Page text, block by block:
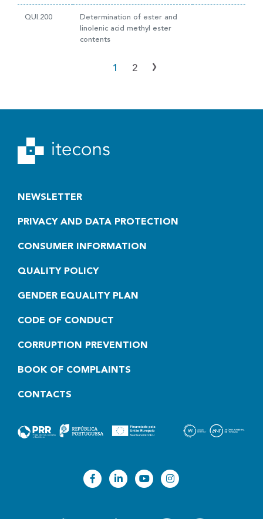
QUI.200
Determination of ester and
linolenic acid methyl ester
contents
1 2 ›
NEWSLETTER
PRIVACY AND DATA PROTECTION
CONSUMER INFORMATION
QUALITY POLICY
GENDER EQUALITY PLAN
CODE OF CONDUCT
CORRUPTION PREVENTION
BOOK OF COMPLAINTS
CONTACTS